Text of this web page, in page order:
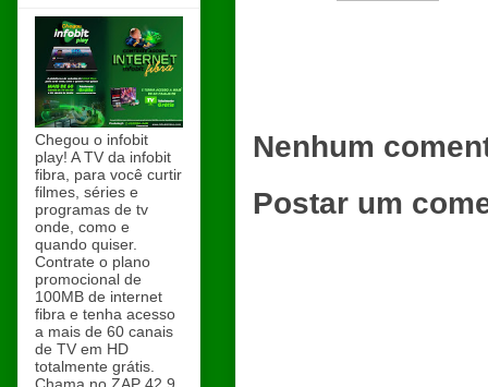
Nenhum
Postar um
Chegou o infobit
play! A TV da infobit
fibra, para você curtir
filmes, séries e
programas de tv
onde, como e
quando quiser.
Contrate o plano
promocional de
100MB de internet
fibra e tenha acesso
a mais de 60 canais
de TV em HD
totalmente grátis.